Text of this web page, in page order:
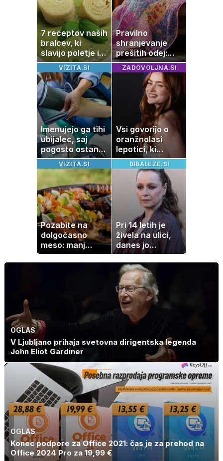
7 receptov naših
bralcev, ki
slavijo poletje in
tradicijo
Pravilno
shranjevanje
prešitih odej:
Kako ohraniti
družinsko
dediščino
VIZITA.SI
Imenujejo ga tihi
ubijalec, saj
pogosto ostane
neopažen:
nenavadni
simptomi
visokega
holesterola
ZADOVOLJNA.SI
Vsi govorijo o
oranžnolasi
lepotici, ki
navdušuje s
skrivnostno
vlogo
VIZITA.SI
Pozabite na
dolgočasno
meso: manj
maščobe, več
svežine
BIBALEZE.SI
Pri 14 letih je
živela na ulici,
danes jo
občuduje ves
svet
OGLAS
V Ljubljano prihaja svetovna dirigentska legenda
John Eliot Gardiner
OGLAS
Konec podpore za Office 2021: čas je za prehod na
Office 2024 Pro za 19,99 €